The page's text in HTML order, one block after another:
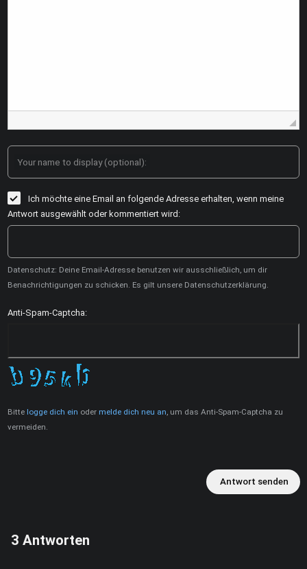
Your name to display (optional):
Ich möchte eine Email an folgende Adresse erhalten, wenn meine
Antwort ausgewählt oder kommentiert wird:
Datenschutz: Deine Email-Adresse benutzen wir ausschließlich, um dir
Benachrichtigungen zu schicken. Es gilt unsere Datenschutzerklärung.
Anti-Spam-Captcha:
Bitte logge dich ein oder melde dich neu an, um das Anti-Spam-Captcha zu
vermeiden.
Antwort senden
3 Antworten